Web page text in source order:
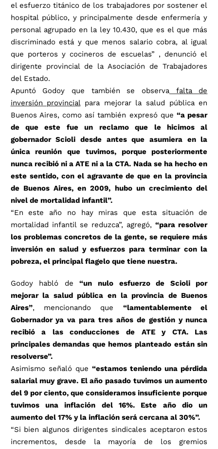
el esfuerzo titánico de los trabajadores por sostener el
hospital público, y principalmente desde enfermería y
personal agrupado en la ley 10.430, que es el que más
discriminado está y que menos salario cobra, al igual
que porteros y cocineros de escuelas” , denunció el
dirigente provincial de la Asociación de Trabajadores
del Estado.
Apuntó Godoy que también se observa falta de
inversión provincialpara mejorar la salud pública en
Buenos Aires, como así también expresó que“a pesar
de que este fue un reclamo que le hicimos al
gobernador Scioli desde antes que asumiera en la
única reunión que tuvimos, porque posteriormente
nunca recibió ni a ATE ni a la CTA. Nada se ha hecho en
este sentido, con el agravante de que en la provincia
de Buenos Aires, en 2009, hubo un crecimiento del
nivel de mortalidad infantil”.
“En este año no hay miras que esta situación de
mortalidad infantil se reduzca”, agregó,“para resolver
los problemas concretos de la gente, se requiere más
inversión en salud y esfuerzos para terminar con la
pobreza, el principal flagelo que tiene nuestra.
Godoy habló de“un nulo esfuerzo de Scioli por
mejorar la salud pública en la provincia de Buenos
Aires”, mencionando que “lamentablemente el
Gobernador ya va para tres años de gestión y nunca
recibió a las conducciones de ATE y CTA. Las
principales demandas que hemos planteado están sin
resolverse”.
Asimismo señaló que “estamos teniendo una pérdida
salarial muy grave. El año pasado tuvimos un aumento
del 9 por ciento, que consideramos insuficiente porque
tuvimos una inflación del 16%. Este año dio un
aumento del 17% y la inflación será cercana al 30%”.
“Si bien algunos dirigentes sindicales aceptaron estos
incrementos, desde la mayoría de los gremios